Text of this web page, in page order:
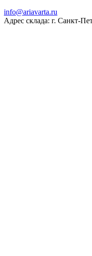
ur.atravaira@ofni
Адрес склада: г. Санкт-